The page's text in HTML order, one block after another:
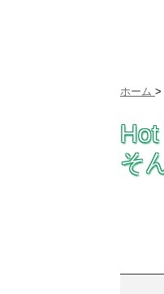
ホーム >
そ